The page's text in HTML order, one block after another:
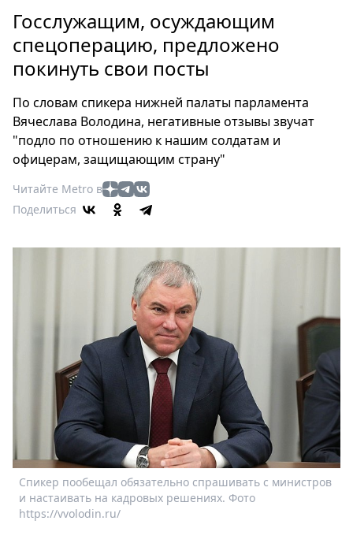
Россия
Мир
Здоровье
Туризм
Мода
Театр
Кино
Афиша
Книги
Выставки
Стримы
Спецпроекты
Звезды
Выборы
2026
Скачай
Metro
Госслужащим, осуждающим
спецоперацию, предложено
покинуть свои посты
По словам спикера нижней палаты парламента
Вячеслава Володина, негативные отзывы звучат
"подло по отношению к нашим солдатам и
офицерам, защищающим страну"
Читайте Metro в
Поделиться
Спикер пообещал обязательно спрашивать с министров
и настаивать на кадровых решениях. Фото
https://vvolodin.ru/